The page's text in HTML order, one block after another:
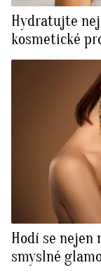
Hydratujte
kosmetické
Hodí se nejen
smyslné